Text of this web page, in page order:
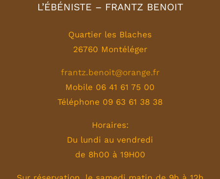
L’ÉBÉNISTE – FRANTZ BENOIT
Quartier les Blaches
26760 Montéléger
frantz.benoit@orange.fr
Mobile 06 41 61 75 00
Téléphone 09 63 61 38 38
Horaires:
Du lundi au vendredi
de 8h00 à 19H00